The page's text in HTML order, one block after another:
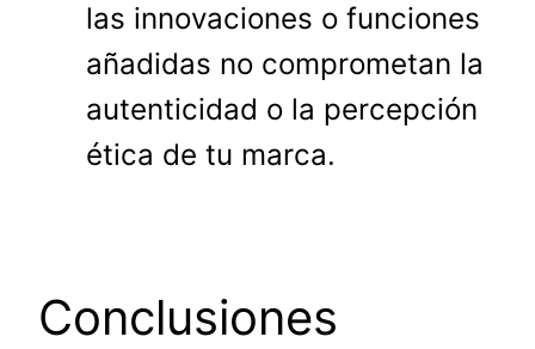
las innovaciones o funciones
añadidas no comprometan la
autenticidad o la percepción
ética de tu marca.
Conclusiones